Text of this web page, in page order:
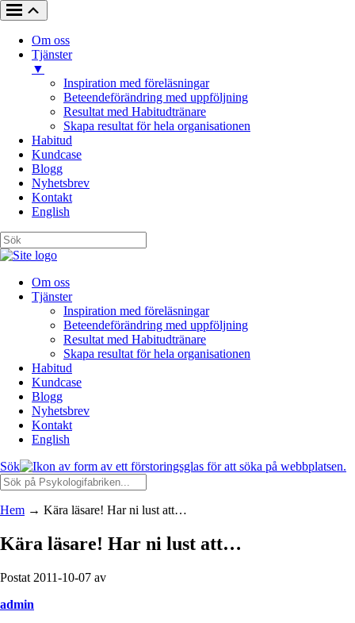
Om oss
Tjänster
▼
Inspiration med föreläsningar
Beteendeförändring med uppföljning
Resultat med Habitudtränare
Skapa resultat för hela organisationen
Habitud
Kundcase
Blogg
Nyhetsbrev
Kontakt
English
Om oss
Tjänster
Inspiration med föreläsningar
Beteendeförändring med uppföljning
Resultat med Habitudtränare
Skapa resultat för hela organisationen
Habitud
Kundcase
Blogg
Nyhetsbrev
Kontakt
English
Sök
Hem → Kära läsare! Har ni lust att…
Kära läsare! Har ni lust att…
Postat 2011-10-07 av
admin